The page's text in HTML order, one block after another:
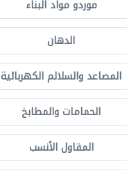
موردو مواد البناء
الدهان
المصاعد والسلالم الكهربائية
الحمامات والمطابخ
المقاول الأنسب